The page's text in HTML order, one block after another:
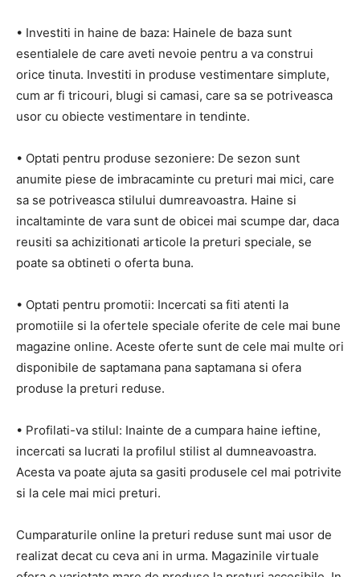
• Investiti in haine de baza: Hainele de baza sunt
esentialele de care aveti nevoie pentru a va construi
orice tinuta. Investiti in produse vestimentare simplute,
cum ar fi tricouri, blugi si camasi, care sa se potriveasca
usor cu obiecte vestimentare in tendinte.
• Optati pentru produse sezoniere: De sezon sunt
anumite piese de imbracaminte cu preturi mai mici, care
sa se potriveasca stilului dumreavoastra. Haine si
incaltaminte de vara sunt de obicei mai scumpe dar, daca
reusiti sa achizitionati articole la preturi speciale, se
poate sa obtineti o oferta buna.
• Optati pentru promotii: Incercati sa fiti atenti la
promotiile si la ofertele speciale oferite de cele mai bune
magazine online. Aceste oferte sunt de cele mai multe ori
disponibile de saptamana pana saptamana si ofera
produse la preturi reduse.
• Profilati-va stilul: Inainte de a cumpara haine ieftine,
incercati sa lucrati la profilul stilist al dumneavoastra.
Acesta va poate ajuta sa gasiti produsele cel mai potrivite
si la cele mai mici preturi.
Cumparaturile online la preturi reduse sunt mai usor de
realizat decat cu ceva ani in urma. Magazinile virtuale